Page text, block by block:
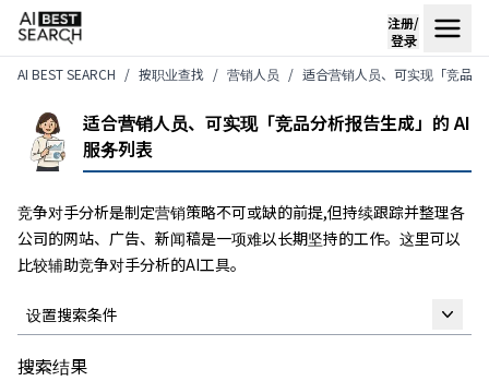
注册/
登录
AI BEST SEARCH
按职业查找 营销人员 适合营销人员、可实现「竞品
适合营销人员、可实现「竞品分析报告生成」的 AI
服务列表
竞争对手分析是制定营销策略不可或缺的前提,但持续跟踪并整理各
公司的网站、广告、新闻稿是一项难以长期坚持的工作。这里可以
比较辅助竞争对手分析的AI工具。
设置搜索条件
自由关键词
搜索结果